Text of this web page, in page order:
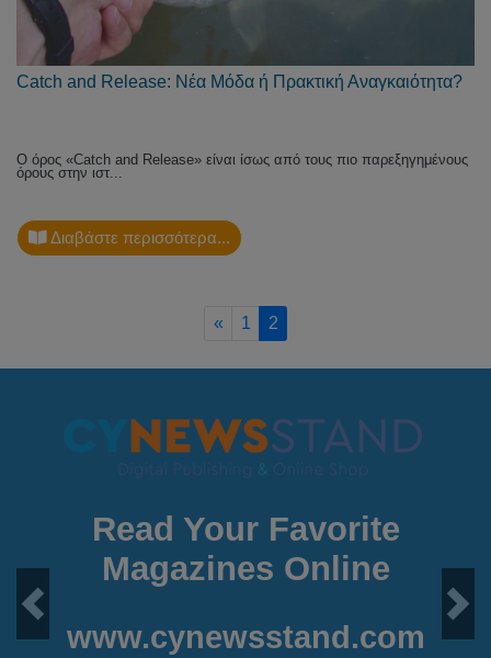
Catch and Release: Νέα Μόδα ή Πρακτική Αναγκαιότητα?
Ο όρος «Catch and Release» είναι ίσως από τους πιο παρεξηγημένους
όρους στην ιστ...
Διαβάστε περισσότερα...
«Previous
1 2
Read Your Favorite
Magazines Online
Next
www.cynewsstand.com